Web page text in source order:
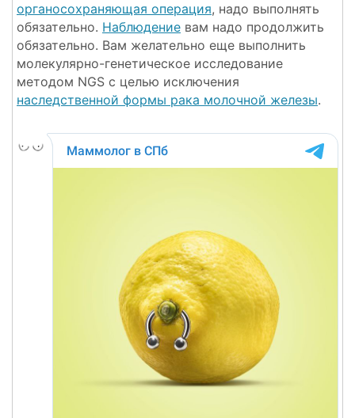
органосохраняющая операция, надо выполнять
обязательно. Наблюдение вам надо продолжить
обязательно. Вам желательно еще выполнить
молекулярно-генетическое исследование
методом NGS с целью исключения
наследственной формы рака молочной железы.